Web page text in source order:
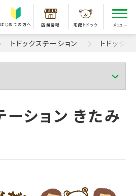
はじめての方へ 店舗情報 宅配トドック メニュー
トドックステーション トドック